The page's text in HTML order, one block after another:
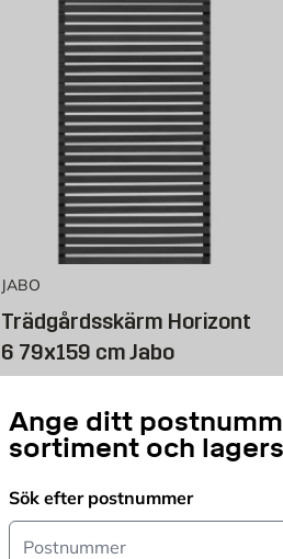
Ange ditt
sortiment och
Sök efter postnummer
Postnummer
JABO
Trädgårdsskärm Horizont
6 79x159 cm Jabo
Svart
FRÅN Pris 1131 kr
1 899 KR
Endast online